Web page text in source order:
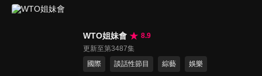
WTO姐妹會
8.9
更新至第3487集
國際
談話性節目 綜藝 娛樂